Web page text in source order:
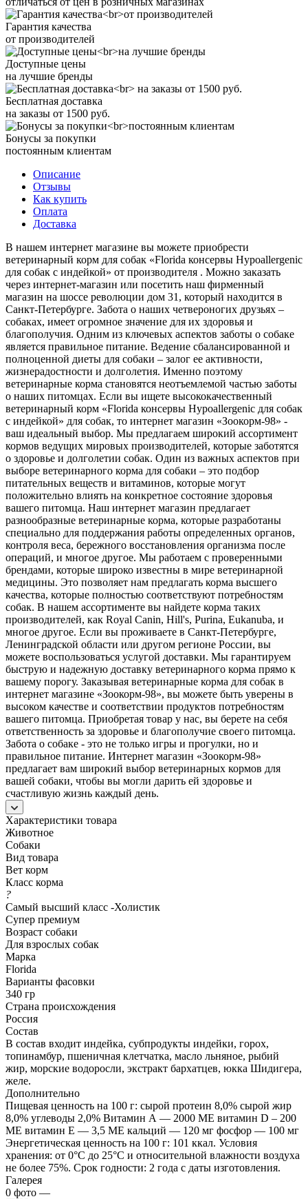
Гарантия качества
от производителей
Доступные цены
на лучшие бренды
Бесплатная доставка
на заказы от 1500 руб.
Бонусы за покупки
постоянным клиентам
Описание
Отзывы
Как купить
Оплата
Доставка
В нашем интернет магазине вы можете приобрести
ветеринарный корм для собак «Florida консервы Hypoallergenic
для собак с индейкой» от производителя . Можно заказать
через интернет-магазин или посетить наш фирменный
магазин на шоссе революции дом 31, который находится в
Санкт-Петербурге. Забота о наших четвероногих друзьях –
собаках, имеет огромное значение для их здоровья и
благополучия. Одним из ключевых аспектов заботы о собаке
является правильное питание. Ведение сбалансированной и
полноценной диеты для собаки – залог ее активности,
жизнерадостности и долголетия. Именно поэтому
ветеринарные корма становятся неотъемлемой частью заботы
о наших питомцах. Если вы ищете высококачественный
ветеринарный корм «Florida консервы Hypoallergenic для собак
с индейкой» для собак, то интернет магазин «Зоокорм-98» -
ваш идеальный выбор. Мы предлагаем широкий ассортимент
кормов ведущих мировых производителей, которые заботятся
о здоровье и долголетии собак. Один из важных аспектов при
выборе ветеринарного корма для собаки – это подбор
питательных веществ и витаминов, которые могут
положительно влиять на конкретное состояние здоровья
вашего питомца. Наш интернет магазин предлагает
разнообразные ветеринарные корма, которые разработаны
специально для поддержания работы определенных органов,
контроля веса, бережного восстановления организма после
операций, и многое другое. Мы работаем с проверенными
брендами, которые широко известны в мире ветеринарной
медицины. Это позволяет нам предлагать корма высшего
качества, которые полностью соответствуют потребностям
собак. В нашем ассортименте вы найдете корма таких
производителей, как Royal Canin, Hill's, Purina, Eukanuba, и
многое другое. Если вы проживаете в Санкт-Петербурге,
Ленинградской области или другом регионе России, вы
можете воспользоваться услугой доставки. Мы гарантируем
быструю и надежную доставку ветеринарного корма прямо к
вашему порогу. Заказывая ветеринарные корма для собак в
интернет магазине «Зоокорм-98», вы можете быть уверены в
высоком качестве и соответствии продуктов потребностям
вашего питомца. Приобретая товар у нас, вы берете на себя
ответственность за здоровье и благополучие своего питомца.
Забота о собаке - это не только игры и прогулки, но и
правильное питание. Интернет магазин «Зоокорм-98»
предлагает вам широкий выбор ветеринарных кормов для
вашей собаки, чтобы вы могли дарить ей здоровье и
счастливую жизнь каждый день.
Характеристики товара
Животное
Собаки
Вид товара
Вет корм
Класс корма
?
Самый высший класс -Холистик
Супер премиум
Возраст собаки
Для взрослых собак
Марка
Florida
Варианты фасовки
340 гр
Страна происхождения
Россия
Состав
В состав входит индейка, субпродукты индейки, горох,
топинамбур, пшеничная клетчатка, масло льняное, рыбий
жир, морские водоросли, экстракт бархатцев, юкка Шидигера,
желе.
Дополнительно
Пищевая ценность на 100 г: сырой протеин 8,0% сырой жир
8,0% углеводы 2,0% Витамин А — 2000 МЕ витамин D – 200
МЕ витамин Е — 3,5 МЕ кальций — 120 мг фосфор — 100 мг
Энергетическая ценность на 100 г: 101 ккал. Условия
хранения: от 0°С до 25°С и относительной влажности воздуха
не более 75%. Срок годности: 2 года с даты изготовления.
Галерея
0 фото —